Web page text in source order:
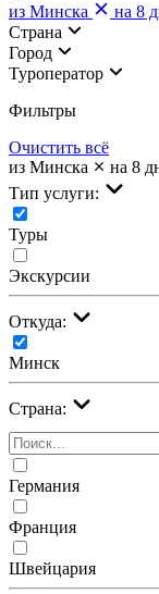
из Минска
на 8
Страна
Город
Туроператор
Фильтры
Очистить всё
из Минска
на 8
Тип услуги:
Туры
Экскурсии
Откуда:
Минск
Страна:
Германия
Франция
Швейцария